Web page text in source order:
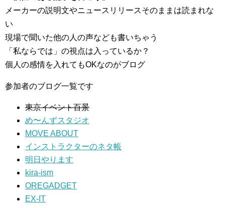
メーカーの説明文やニュースリリースそのままは読まれな
い
現場で聞いた他の人の声なども書いちゃう
「私ならでは」の視点は入っているか？
個人の感情を入れてもOKなのがブログ
参加者のブログ一覧です
東京イベント百景
め〜んずスタジオ
MOVE ABOUT
インストラクターのネタ帳
明日やります
kira-ism
OREGADGET
EX-IT